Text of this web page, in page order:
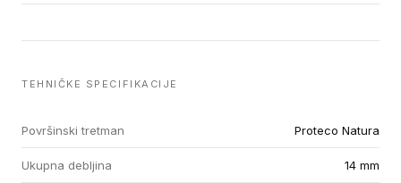
TEHNIČKE SPECIFIKACIJE
Površinski tretman Proteco Natura
Ukupna debljina 14 mm